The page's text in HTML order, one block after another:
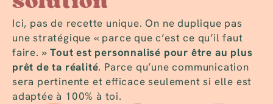
Ici, pas de recette unique. On ne duplique pas
une stratégique « parce que c’est ce qu’il faut
faire. »Tout est personnalisé pour être au plus
prêt de ta réalité. Parce qu’une communication
sera pertinente et efficace seulement si elle est
adaptée à 100% à toi.